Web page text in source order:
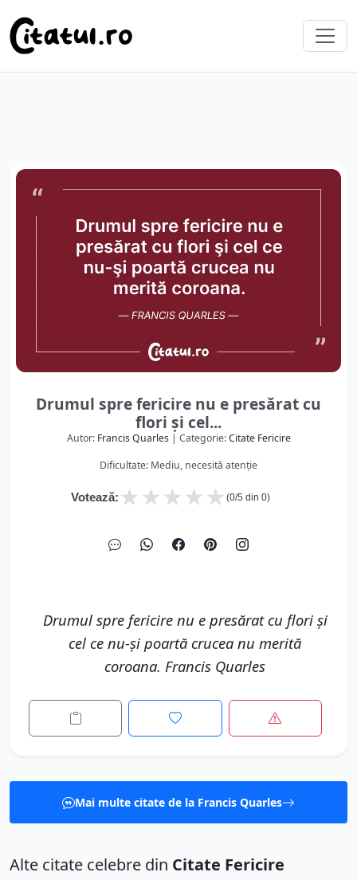
Drumul spre fericire nu e presărat cu
flori şi cel...
Autor: Francis Quarles| Categorie:Citate Fericire
Dificultate: Mediu, necesită atenție
Votează: ★
★
★
★
★ (0/5 din 0)
Drumul spre fericire nu e presărat cu flori şi
cel ce nu-şi poartă crucea nu merită
coroana. Francis Quarles
Mai multe citate de la Francis Quarles
Alte citate celebre din Citate Fericire